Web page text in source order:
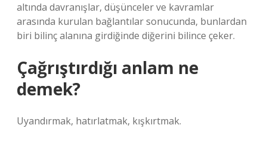
altında davranışlar, düşünceler ve kavramlar
arasında kurulan bağlantılar sonucunda, bunlardan
biri bilinç alanına girdiğinde diğerini bilince çeker.
Çağrıştırdığı anlam ne
demek?
Uyandırmak, hatırlatmak, kışkırtmak.